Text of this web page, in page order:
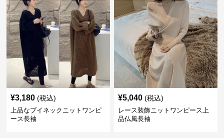
¥3,180 (税込)
上品なブイネックニットワンピ
ース長袖
¥5,040 (税込)
レース装飾ニットワンピース上
品仏風長袖